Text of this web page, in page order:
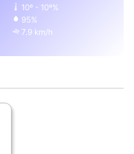
10º - 10º%
95%
7.9 km/h